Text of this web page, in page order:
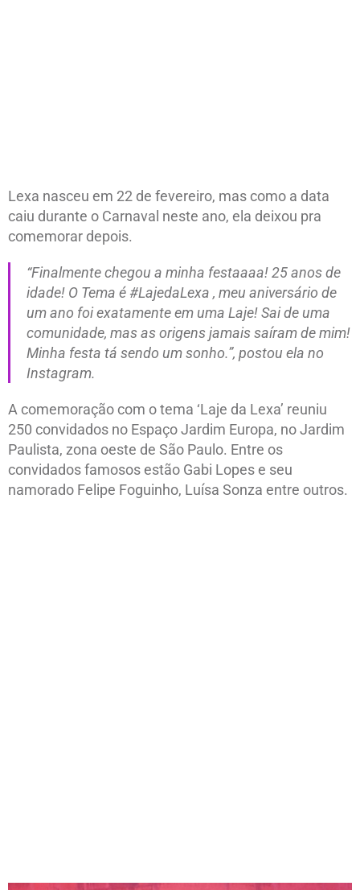
Lexa nasceu em 22 de fevereiro, mas como a data
caiu durante o Carnaval neste ano, ela deixou pra
comemorar depois.
“Finalmente chegou a minha festaaaa! 25 anos de
idade! O Tema é #LajedaLexa , meu aniversário de
um ano foi exatamente em uma Laje! Sai de uma
comunidade, mas as origens jamais saíram de mim!
Minha festa tá sendo um sonho.”, postou ela no
Instagram.
A comemoração com o tema ‘Laje da Lexa’ reuniu
250 convidados no Espaço Jardim Europa, no Jardim
Paulista, zona oeste de São Paulo. Entre os
convidados famosos estão Gabi Lopes e seu
namorado Felipe Foguinho, Luísa Sonza entre outros.